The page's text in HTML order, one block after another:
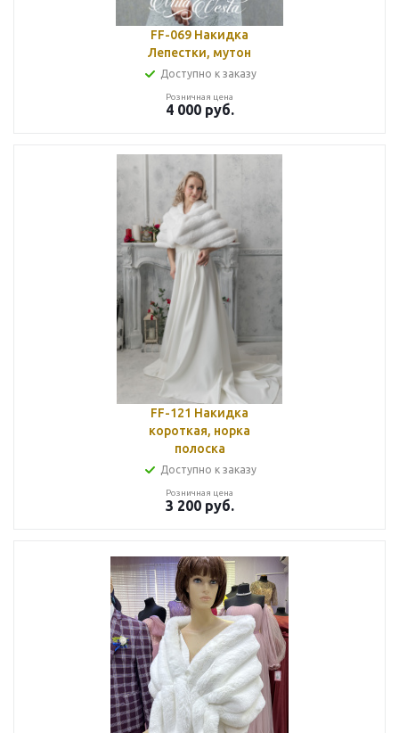
FF-069 Накидка
Лепестки, мутон
Доступно к заказу
Розничная цена
4 000руб.
FF-121 Накидка
короткая, норка
полоска
Доступно к заказу
Розничная цена
3 200руб.